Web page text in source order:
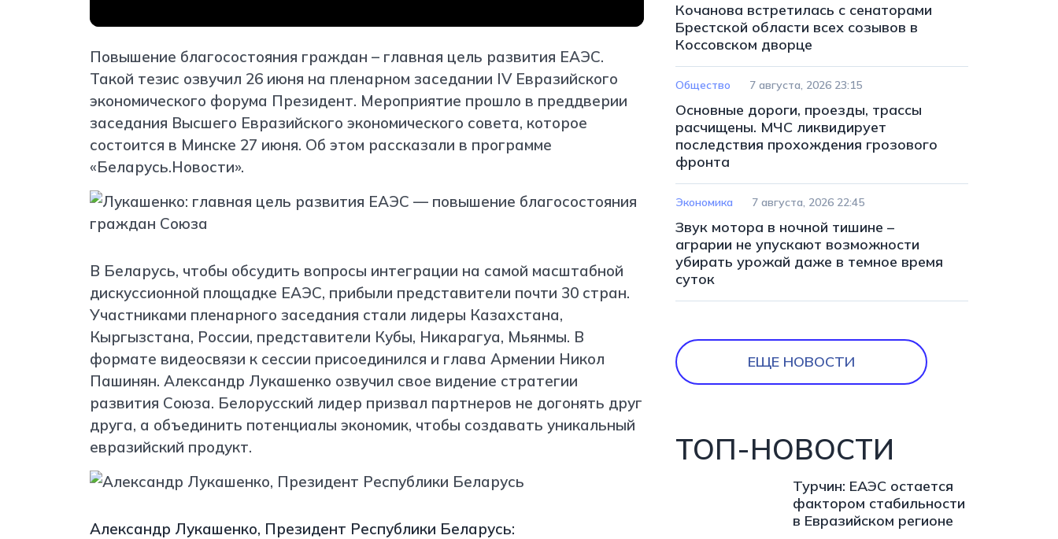
Повышение благосостояния граждан – главная цель развития ЕАЭС.
Такой тезис озвучил 26 июня на пленарном заседании IV Евразийского
экономического форума Президент. Мероприятие прошло в преддверии
заседания Высшего Евразийского экономического совета, которое
состоится в Минске 27 июня. Об этом рассказали в программе
«Беларусь.Новости».
В Беларусь, чтобы обсудить вопросы интеграции на самой масштабной
дискуссионной площадке ЕАЭС, прибыли представители почти 30 стран.
Участниками пленарного заседания стали лидеры Казахстана,
Кыргызстана, России, представители Кубы, Никарагуа, Мьянмы. В
формате видеосвязи к сессии присоединился и глава Армении Никол
Пашинян. Александр Лукашенко озвучил свое видение стратегии
развития Союза. Белорусский лидер призвал партнеров не догонять друг
друга, а объединить потенциалы экономик, чтобы создавать уникальный
евразийский продукт.
Александр Лукашенко, Президент Республики Беларусь:
Кочанова встретилась с сенаторами
Брестской области всех созывов в
Коссовском дворце
Общество 7 августа, 2026 23:15
Основные дороги, проезды, трассы
расчищены. МЧС ликвидирует
последствия прохождения грозового
фронта
Экономика 7 августа, 2026 22:45
Звук мотора в ночной тишине –
аграрии не упускают возможности
убирать урожай даже в темное время
суток
ЕЩЕ НОВОСТИ
ТОП-НОВОСТИ
Турчин: ЕАЭС остается
фактором стабильности
в Евразийском регионе